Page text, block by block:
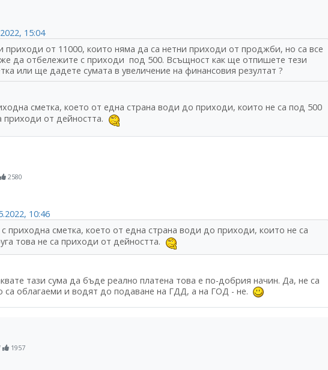
15:04
от 11000, които няма да са нетни приходи от проджби, но са все
да отбележите с приходи под 500. Всъщност как ще отпишете тези
или ще дадете сумата в увеличение на финансовия резултат ?
сметка, което от една страна води до приходи, които не са под 500
приходи от дейността.
2580
10:46
приходна сметка, което от една страна води до приходи, които не са
това не са приходи от дейността.
тази сума да бъде реално платена това е по-добрия начин. Да, не са
са облагаеми и водят до подаване на ГДД, а на ГОД - не.
1957